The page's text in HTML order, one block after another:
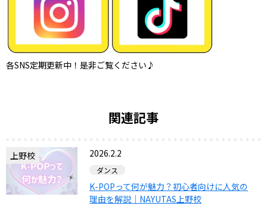
各SNS定期更新中！是非ご覧ください♪
関連記事
上野校 2026.2.2
ダンス
K-POPって何が魅力？初心者向けに人気の
理由を解説｜NAYUTAS上野校